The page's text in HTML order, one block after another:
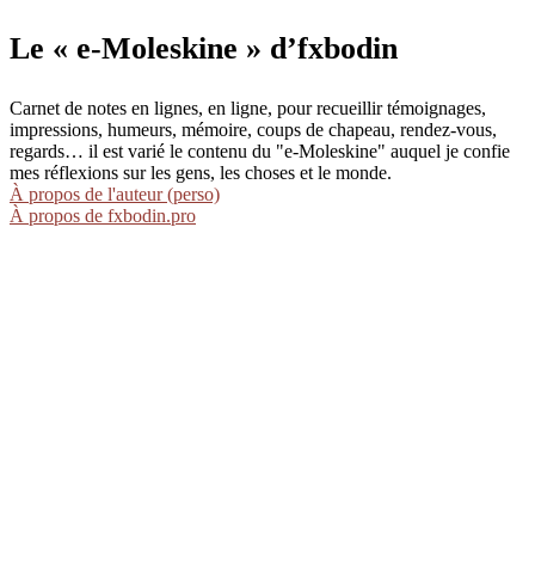
Le « e-Moleskine » d’fxbodin
Carnet de notes en lignes, en ligne, pour recueillir témoignages,
impressions, humeurs, mémoire, coups de chapeau, rendez-vous,
regards… il est varié le contenu du "e-Moleskine" auquel je confie
mes réflexions sur les gens, les choses et le monde.
À propos de l'auteur (perso)
À propos de fxbodin.pro